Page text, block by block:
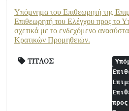
Υπόμνημα του Επιθεωρητή της
Επιθεωρητή του Ελέγχου προς το
σχετικά με το ενδεχόμενο
Κρατικών Προμηθειών.
ΤΙΤΛΟΣ